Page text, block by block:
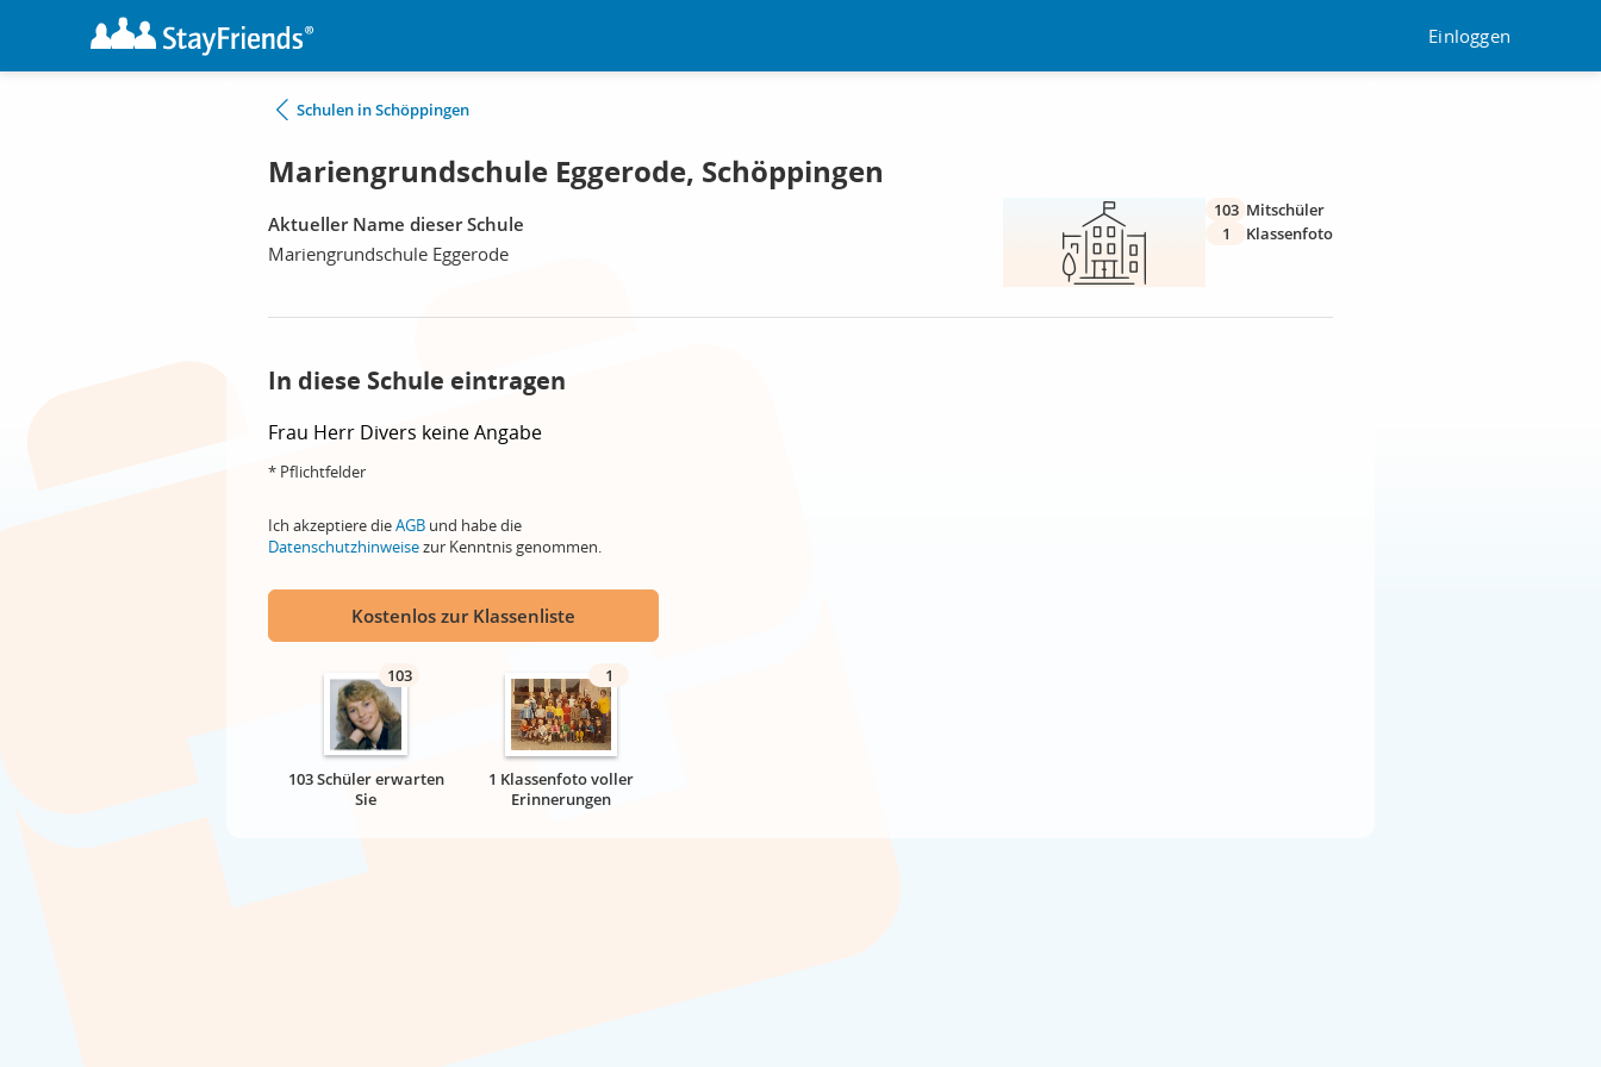
Einloggen
Schulen in Schöppingen
Mariengrundschule Eggerode, Schöppingen
Aktueller Name dieser Schule
Mariengrundschule Eggerode
103 Mitschüler
1
Klassenfoto
In diese Schule eintragen
Frau Herr Divers keine Angabe
* Pflichtfelder
Ich akzeptiere dieAGB und habe die
Datenschutzhinweisezur Kenntnis genommen.
Kostenlos zur Klassenliste
103
103 Schüler erwarten
Sie
1
1 Klassenfoto voller
Erinnerungen